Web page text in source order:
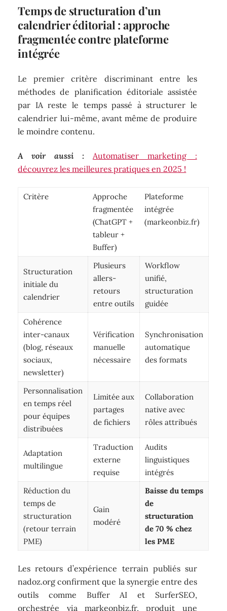
Temps de structuration d’un
calendrier éditorial : approche
fragmentée contre plateforme
intégrée
Le premier critère discriminant entre les
méthodes de planification éditoriale assistée
par IA reste le temps passé à structurer le
calendrier lui-même, avant même de produire
le moindre contenu.
A voir aussi :
Automatiser marketing :
découvrez les meilleures pratiques en 2025 !
Critère
Approche
fragmentée
(ChatGPT +
tableur +
Buffer)
Plateforme
intégrée
(markeonbiz.fr)
Structuration
initiale du
calendrier
Plusieurs
allers-
retours
entre outils
Workflow
unifié,
structuration
guidée
Cohérence
inter-canaux
(blog, réseaux
sociaux,
newsletter)
Vérification
manuelle
nécessaire
Synchronisation
automatique
des formats
Personnalisation
en temps réel
pour équipes
distribuées
Limitée aux
partages
de fichiers
Collaboration
native avec
rôles attribués
Adaptation
multilingue
Traduction
externe
requise
Audits
linguistiques
intégrés
Réduction du
temps de
structuration
(retour terrain
PME)
Gain
modéré
Baisse du temps
de
structuration
de 70 % chez
les PME
Les retours d’expérience terrain publiés sur
nadoz.org confirment que la synergie entre des
outils comme Buffer AI et SurferSEO,
orchestrée via markeonbiz.fr, produit une